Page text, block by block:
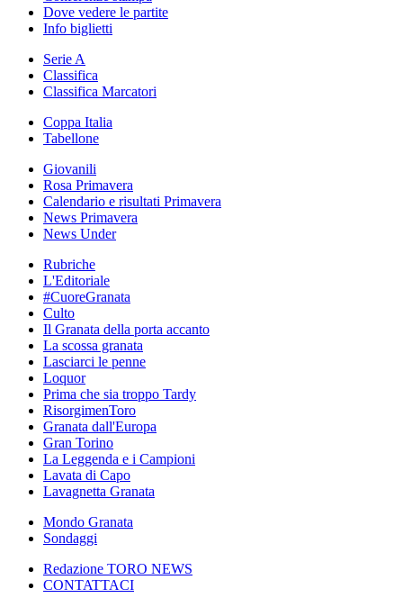
Dove vedere le partite
Info biglietti
Serie A
Classifica
Classifica Marcatori
Coppa Italia
Tabellone
Giovanili
Rosa Primavera
Calendario e risultati Primavera
News Primavera
News Under
Rubriche
L'Editoriale
#CuoreGranata
Culto
Il Granata della porta accanto
La scossa granata
Lasciarci le penne
Loquor
Prima che sia troppo Tardy
RisorgimenToro
Granata dall'Europa
Gran Torino
La Leggenda e i Campioni
Lavata di Capo
Lavagnetta Granata
Mondo Granata
Sondaggi
Redazione TORO NEWS
CONTATTACI